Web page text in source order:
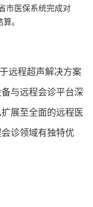
市医保系统完成对
。
远程超声解决方案
与远程会诊平台深
展至全面的远程医
诊领域有独特优